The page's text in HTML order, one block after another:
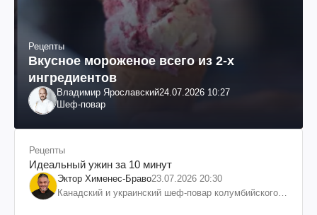
Рецепты
Вкусное мороженое всего из 2-х
ингредиентов
Владимир Ярославский24.07.2026 10:27
Шеф-повар
Рецепты
Идеальный ужин за 10 минут
Эктор Хименес-Браво23.07.2026 20:30
Канадский и украинский шеф-повар колумбийского